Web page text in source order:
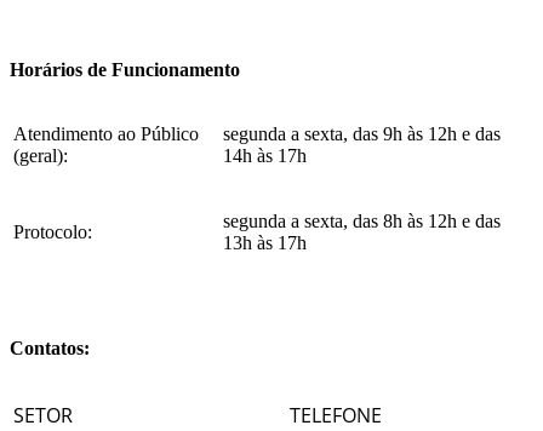
Horários de Funcionamento
Atendimento ao Público
(geral):
segunda a sexta, das 9h às 12h e das
14h às 17h
Protocolo:
segunda a sexta, das 8h às 12h e das
13h às 17h
Contatos:
SETOR TELEFONE